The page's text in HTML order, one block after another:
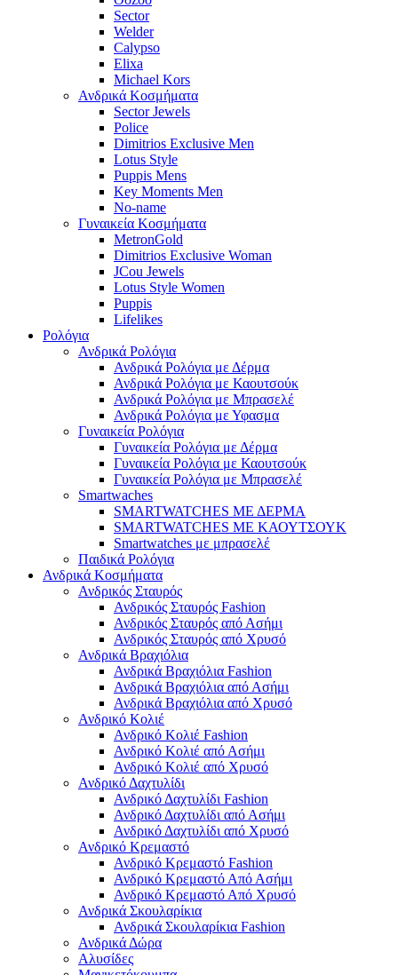
Sector
Welder
Calypso
Elixa
Michael Kors
Ανδρικά Κοσμήματα
Sector Jewels
Police
Dimitrios Exclusive Men
Lotus Style
Puppis Mens
Key Moments Men
No-name
Γυναικεία Κοσμήματα
MetronGold
Dimitrios Exclusive Woman
JCou Jewels
Lotus Style Women
Puppis
Lifelikes
Ρολόγια
Ανδρικά Ρολόγια
Ανδρικά Ρολόγια με Δέρμα
Ανδρικά Ρολόγια με Καουτσούκ
Ανδρικά Ρολόγια με Μπρασελέ
Ανδρικά Ρολόγια με Υφασμα
Γυναικεία Ρολόγια
Γυναικεία Ρολόγια με Δέρμα
Γυναικεία Ρολόγια με Καουτσούκ
Γυναικεία Ρολόγια με Μπρασελέ
Smartwaches
SMARTWATCHES ΜΕ ΔΕΡΜΑ
SMARTWATCHES ΜΕ ΚΑΟΥΤΣΟΥΚ
Smartwatches με μπρασελέ
Παιδικά Ρολόγια
Ανδρικά Κοσμήματα
Ανδρικός Σταυρός
Ανδρικός Σταυρός Fashion
Ανδρικός Σταυρός από Ασήμι
Ανδρικός Σταυρός από Χρυσό
Ανδρικά Βραχιόλια
Ανδρικά Βραχιόλια Fashion
Ανδρικά Βραχιόλια από Ασήμι
Ανδρικά Βραχιόλια από Χρυσό
Ανδρικό Κολιέ
Ανδρικό Κολιέ Fashion
Ανδρικό Κολιέ από Ασήμι
Ανδρικό Κολιέ από Χρυσό
Ανδρικό Δαχτυλίδι
Ανδρικό Δαχτυλίδι Fashion
Ανδρικό Δαχτυλίδι από Ασήμι
Ανδρικό Δαχτυλίδι από Χρυσό
Ανδρικό Κρεμαστό
Ανδρικό Κρεμαστό Fashion
Ανδρικό Κρεμαστό Από Ασήμι
Ανδρικό Κρεμαστό Από Χρυσό
Ανδρικά Σκουλαρίκια
Ανδρικά Σκουλαρίκια Fashion
Ανδρικά Δώρα
Αλυσίδες